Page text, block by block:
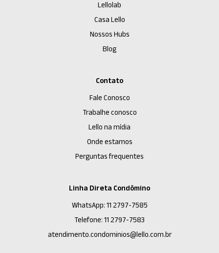
Lellolab
Casa Lello
Nossos Hubs
Blog
Contato
Fale Conosco
Trabalhe conosco
Lello na mídia
Onde estamos
Perguntas frequentes
Linha Direta Condômino
WhatsApp: 11 2797-7585
Telefone: 11 2797-7583
atendimento.condominios@lello.com.br